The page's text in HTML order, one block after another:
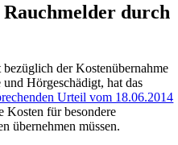
durch
der Kostenübernahme
Hörgeschädigt, hat das
Urteil vom 18.06.2014
Kosten für besondere
übernehmen müssen.